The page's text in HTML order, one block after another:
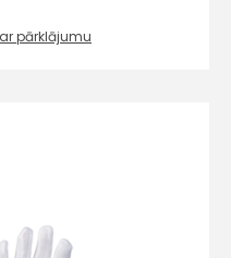
pārklājumu